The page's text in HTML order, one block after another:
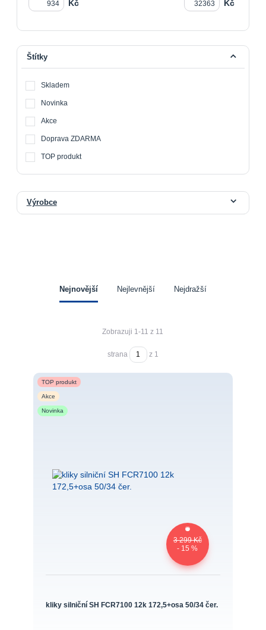
Kč Kč
Štítky
Skladem
Novinka
Akce
Doprava ZDARMA
TOP produkt
Výrobce
Nejnovější Nejlevnější Nejdražší
Zobrazuji 1-11 z 11
strana z 1
TOP produkt
Akce
Novinka
3 299 Kč
- 15 %
kliky silniční SH FCR7100 12k 172,5+osa 50/34 čer.